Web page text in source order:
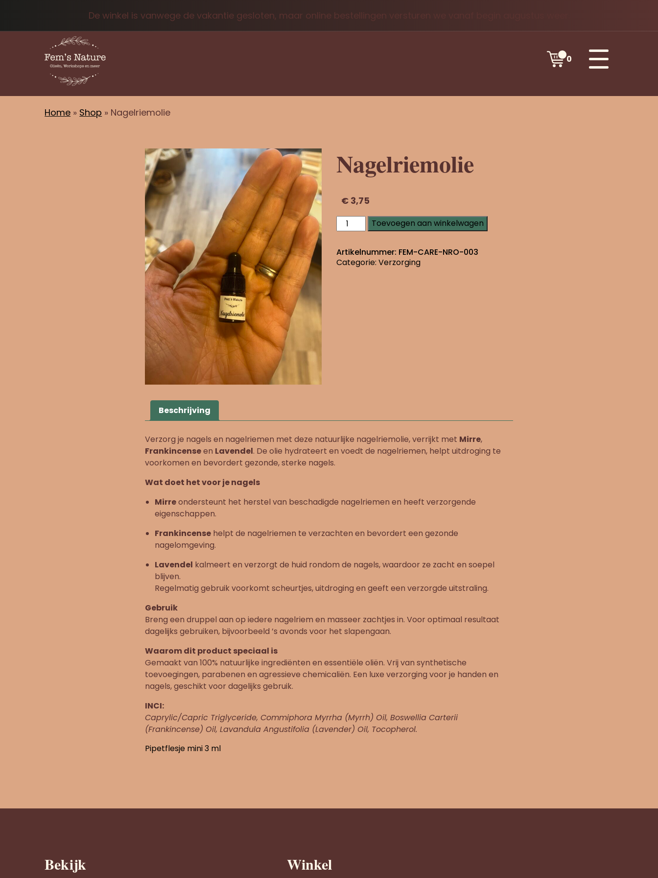
De winkel is vanwege de vakantie gesloten, maar online bestellingen versturen we vanaf begin augustus weer.
0
Home » Shop » Nagelriemolie
Nagelriemolie
€ 3,75
Nagelriemolie
aantal
Toevoegen aan winkelwagen
Artikelnummer: FEM-CARE-NRO-003
Categorie:Verzorging
Beschrijving
Verzorg je nagels en nagelriemen met deze natuurlijke nagelriemolie, verrijkt met Mirre,
Frankincenseen Lavendel. De olie hydrateert en voedt de nagelriemen, helpt uitdroging te
voorkomen en bevordert gezonde, sterke nagels.
Wat doet het voor je nagels
Mirreondersteunt het herstel van beschadigde nagelriemen en heeft verzorgende
eigenschappen.
Frankincense helpt de nagelriemen te verzachten en bevordert een gezonde
nagelomgeving.
Lavendel kalmeert en verzorgt de huid rondom de nagels, waardoor ze zacht en soepel
blijven.
Regelmatig gebruik voorkomt scheurtjes, uitdroging en geeft een verzorgde uitstraling.
Gebruik
Breng een druppel aan op iedere nagelriem en masseer zachtjes in. Voor optimaal resultaat
dagelijks gebruiken, bijvoorbeeld ’s avonds voor het slapengaan.
Waarom dit product speciaal is
Gemaakt van 100% natuurlijke ingrediënten en essentiële oliën. Vrij van synthetische
toevoegingen, parabenen en agressieve chemicaliën. Een luxe verzorging voor je handen en
nagels, geschikt voor dagelijks gebruik.
INCI:
Caprylic/Capric Triglyceride, Commiphora Myrrha (Myrrh) Oil, Boswellia Carterii
(Frankincense) Oil, Lavandula Angustifolia (Lavender) Oil, Tocopherol.
Pipetflesje mini 3 ml
Bekijk Winkel